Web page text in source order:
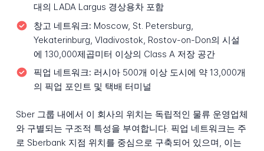
대의 LADA Largus 경상용차 포함
창고 네트워크: Moscow, St. Petersburg,
Yekaterinburg, Vladivostok, Rostov-on-Don의 시설
에 130,000제곱미터 이상의 Class A 저장 공간
픽업 네트워크: 러시아 500개 이상 도시에 약 13,000개
의 픽업 포인트 및 택배 터미널
Sber 그룹 내에서 이 회사의 위치는 독립적인 물류 운영업체
와 구별되는 구조적 특성을 부여합니다. 픽업 네트워크는 주
로 Sberbank 지점 위치를 중심으로 구축되어 있으며, 이는